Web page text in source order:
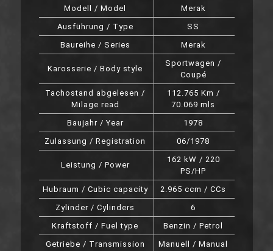
Modell / Model
Merak
Ausführung / Type
SS
Baureihe / Series
Merak
Karosserie / Body style
Sportwagen /
Coupé
Tachostand abgelesen /
Milage read
112.765 Km /
70.069 mls
Baujahr / Year
1978
Zulassung / Registration
06/1978
Leistung / Power
162 kW / 220
PS/HP
Hubraum / Cubic capacity
2.965 ccm / CCs
Zylinder / Cylinders
6
Kraftstoff / Fuel type
Benzin / Petrol
Getriebe / Transmission
Manuell / Manual